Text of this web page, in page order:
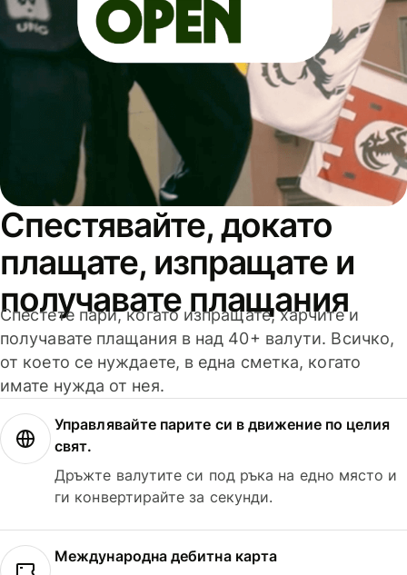
Спестявайте, докато
плащате, изпращате и
получавате плащания
Спестете пари, когато изпращате, харчите и
получавате плащания в над 40+ валути. Всичко,
от което се нуждаете, в една сметка, когато
имате нужда от нея.
Управлявайте парите си в движение по целия
свят.
Дръжте валутите си под ръка на едно място и
ги конвертирайте за секунди.
Международна дебитна карта